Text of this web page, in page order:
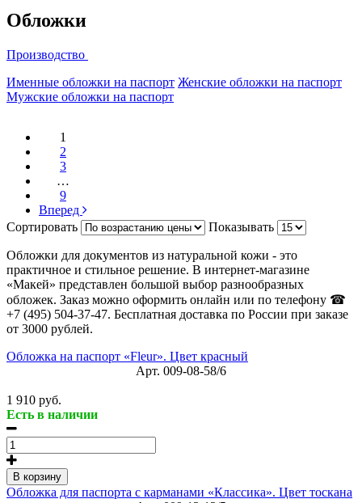
Обложки
Производство
Именные обложки на паспорт Женские обложки на паспорт
Мужские обложки на паспорт
1
2
3
…
9
Вперед
Сортировать
Показывать
Обложки для документов из натуральной кожи - это
практичное и стильное решение. В интернет-магазине
«Макей» представлен большой выбор разнообразных
обложек. Заказ можно оформить онлайн или по телефону ☎
+7 (495) 504-37-47. Бесплатная доставка по России при заказе
от 3000 рублей.
Обложка на паспорт «Fleur». Цвет красный
Арт. 009-08-58/6
1 910 руб.
Есть в наличии
В корзину
Обложка для паспорта с карманами «Классика». Цвет тоскана